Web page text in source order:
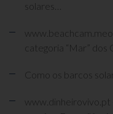
solares…
categoria “Mar” dos
Como os barcos